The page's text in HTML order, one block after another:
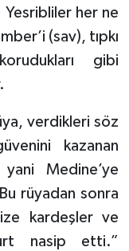
Yesribliler her ne
(sav), tıpkı
gibi
verdikleri söz
kazanan
yani Medine’ye
rüyadan sonra
kardeşler ve
nasip etti.”